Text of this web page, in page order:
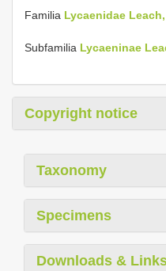
Familia Lycaenidae
Subfamilia Lycaeninae
Copyright notice
Taxonomy
Specimens
Downloads &